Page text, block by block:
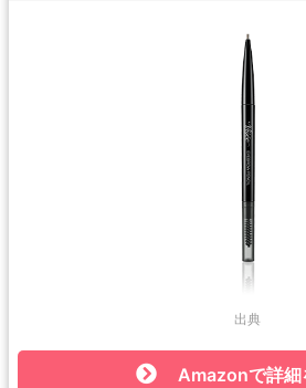
出典
Amazonで詳細